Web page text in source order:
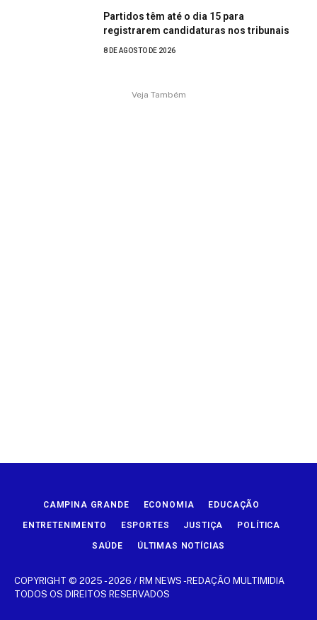
Partidos têm até o dia 15 para
registrarem candidaturas nos tribunais
8 DE AGOSTO DE 2026
Veja Também
CAMPINA GRANDE ECONOMIA EDUCAÇÃO
ENTRETENIMENTO ESPORTES JUSTIÇA POLÍTICA
SAÚDE ÚLTIMAS NOTÍCIAS
COPYRIGHT © 2025 - 2026 / RM NEWS -REDAÇÃO MULTIMIDIA
TODOS OS DIREITOS RESERVADOS